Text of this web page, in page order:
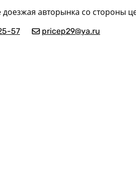
авторынка со стороны
57 pricep29@ya.ru